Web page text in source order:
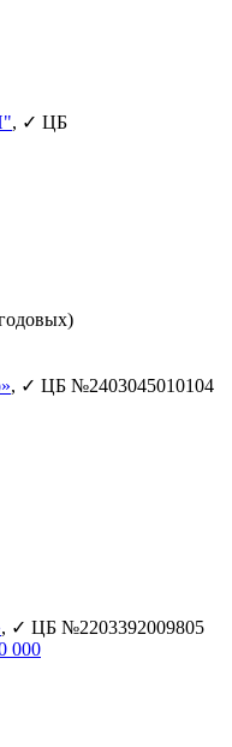
, ✓ ЦБ
, ✓ ЦБ №2403045010104
, ✓ ЦБ №2203392009805
000